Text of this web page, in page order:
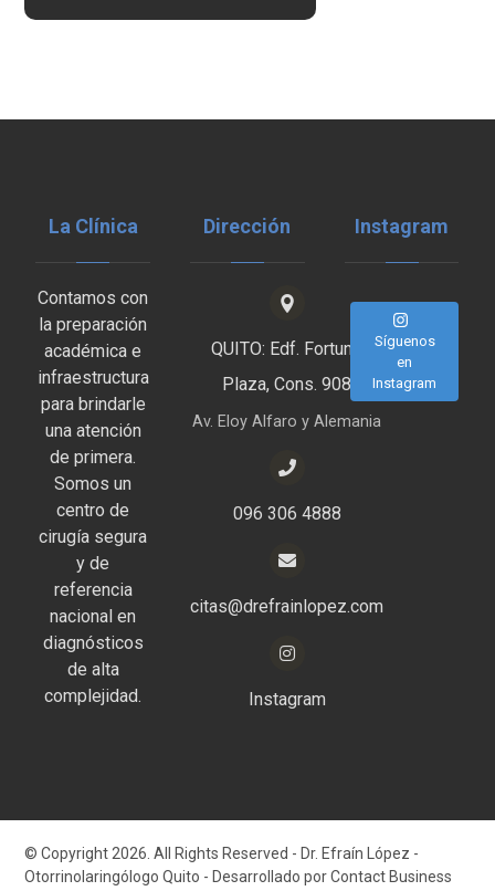
La Clínica
Contamos con
la preparación
académica e
infraestructura
para brindarle
una atención
de primera.
Somos un
centro de
cirugía segura
y de
referencia
nacional en
diagnósticos
de alta
complejidad.
Dirección
QUITO: Edf. Fortune
Plaza, Cons. 908
Av. Eloy Alfaro y Alemania
096 306 4888
citas@drefrainlopez.com
Instagram
Instagram
Síguenos
en
Instagram
© Copyright 2026. All Rights Reserved - Dr. Efraín López -
Otorrinolaringólogo Quito - Desarrollado por Contact Business